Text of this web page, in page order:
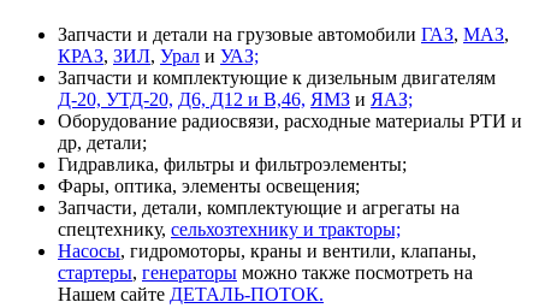
Запчасти и детали на грузовые автомобили ГАЗ, МАЗ,
КРАЗ, ЗИЛ, Урал и УАЗ;
Запчасти и комплектующие к дизельным двигателям
Д-20, УТД-20, Д6, Д12 и В,46, ЯМЗ и ЯАЗ;
Оборудование радиосвязи, расходные материалы РТИ и
др, детали;
Гидравлика, фильтры и фильтроэлементы;
Фары, оптика, элементы освещения;
Запчасти, детали, комплектующие и агрегаты на
спецтехнику, сельхозтехнику и тракторы;
Насосы, гидромоторы, краны и вентили, клапаны,
стартеры, генераторы можно также посмотреть на
Нашем сайте ДЕТАЛЬ-ПОТОК.